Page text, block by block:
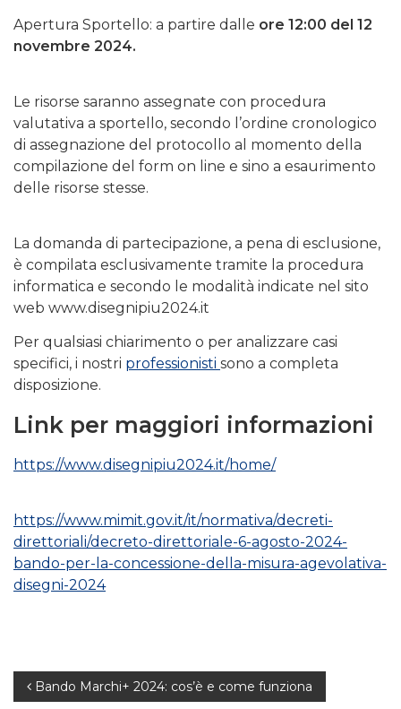
Apertura Sportello: a partire dalle ore 12:00 del 12
novembre 2024.
Le risorse saranno assegnate con procedura
valutativa a sportello, secondo l’ordine cronologico
di assegnazione del protocollo al momento della
compilazione del form on line e sino a esaurimento
delle risorse stesse.
La domanda di partecipazione, a pena di esclusione,
è compilata esclusivamente tramite la procedura
informatica e secondo le modalità indicate nel sito
web www.disegnipiu2024.it
Per qualsiasi chiarimento o per analizzare casi
specifici, i nostri professionisti sono a completa
disposizione.
Link per maggiori informazioni
https://www.disegnipiu2024.it/home/
https://www.mimit.gov.it/it/normativa/decreti-
direttoriali/decreto-direttoriale-6-agosto-2024-
bando-per-la-concessione-della-misura-agevolativa-
disegni-2024
Navigazione
Bando Marchi+ 2024: cos’è e come funziona